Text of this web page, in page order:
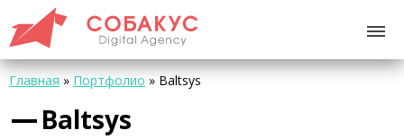
Главная » Портфолио » Baltsys
Baltsys